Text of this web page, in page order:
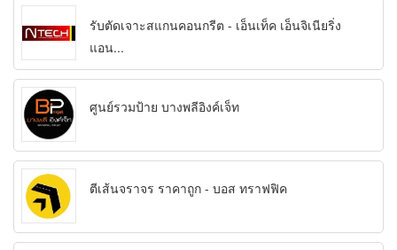
รับตัดเจาะสแกนคอนกรีต - เอ็นเท็ค เอ็นจิเนียริ่ง
แอน...
ศูนย์รวมป้าย บางพลีอิงค์เจ็ท
ตีเส้นจราจร ราคาถูก - บอส ทราฟฟิค